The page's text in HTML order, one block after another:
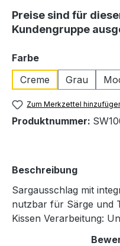
Preise sind für
Kundengruppe
Farbeauswählen
Creme
Grau
Zum Merkzettel
Produktnummer:
Beschreibung
Sargausschlag mit
nutzbar für Särge und
Kissen Verarbeitung: